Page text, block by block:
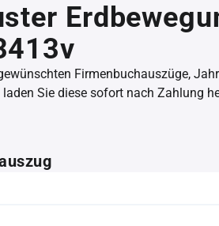
Firmenbuchauszüge,
Sie diese sofort nach Zahlung